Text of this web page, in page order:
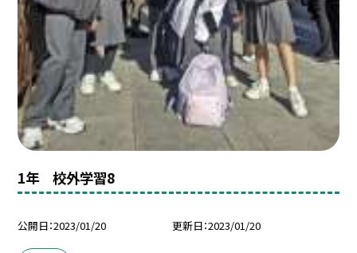
1年 校外学習8
公開日 2023/01/20 更新日 2023/01/20